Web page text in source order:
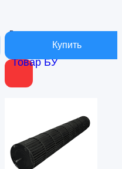
Товар БУ
В наличии